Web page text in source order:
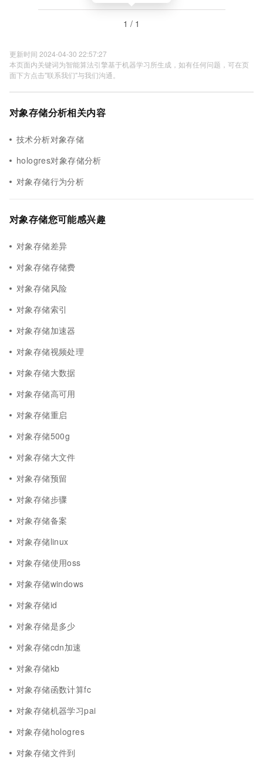
1 / 1
更新时间 2024-04-30 22:57:27
本页面内关键词为智能算法引擎基于机器学习所生成，如有任何问题，可在页
面下方点击"联系我们"与我们沟通。
对象存储分析相关内容
技术分析对象存储
hologres对象存储分析
对象存储行为分析
对象存储您可能感兴趣
对象存储差异
对象存储存储费
对象存储风险
对象存储索引
对象存储加速器
对象存储视频处理
对象存储大数据
对象存储高可用
对象存储重启
对象存储500g
对象存储大文件
对象存储预留
对象存储步骤
对象存储备案
对象存储linux
对象存储使用oss
对象存储windows
对象存储id
对象存储是多少
对象存储cdn加速
对象存储kb
对象存储函数计算fc
对象存储机器学习pai
对象存储hologres
对象存储文件到